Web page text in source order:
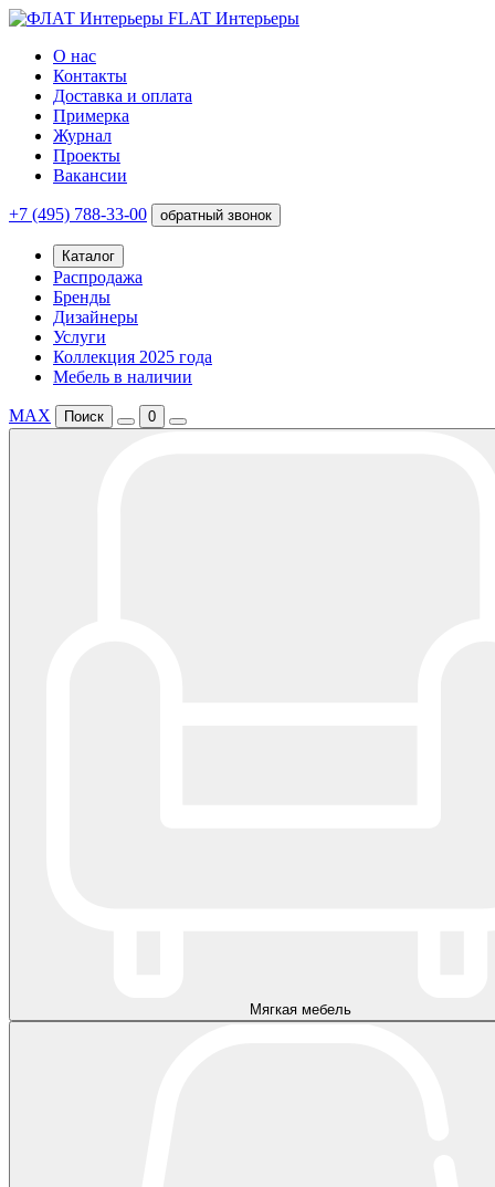
FLAT Интерьеры
О нас
Контакты
Доставка и оплата
Примерка
Журнал
Проекты
Вакансии
+7 (495) 788-33-00 обратный звонок
Каталог
Распродажа
Бренды
Дизайнеры
Услуги
Коллекция 2025 года
Мебель в наличии
MAX Поиск 0
Мягкая мебель